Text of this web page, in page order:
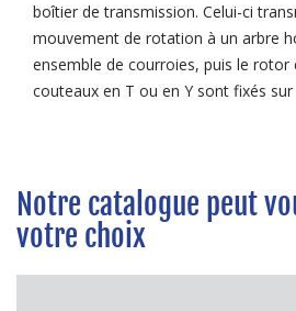
boîtier de transmission. Celui-ci
mouvement de rotation à un arbre
ensemble de courroies, puis le rotor
couteaux en T ou en Y sont fixés sur
Notre catalogue peut
votre choix